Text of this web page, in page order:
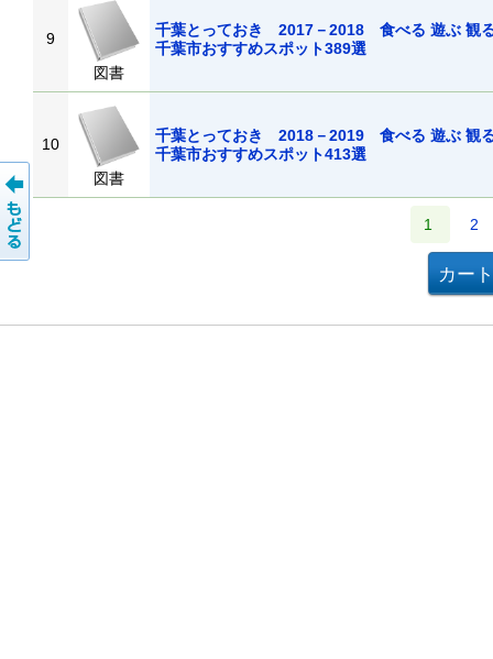
9
図書
千葉とっておき 2017－2018 食べる 遊ぶ 観
千葉市おすすめスポット389選
10
図書
千葉とっておき 2018－2019 食べる 遊ぶ 観
千葉市おすすめスポット413選
1 2